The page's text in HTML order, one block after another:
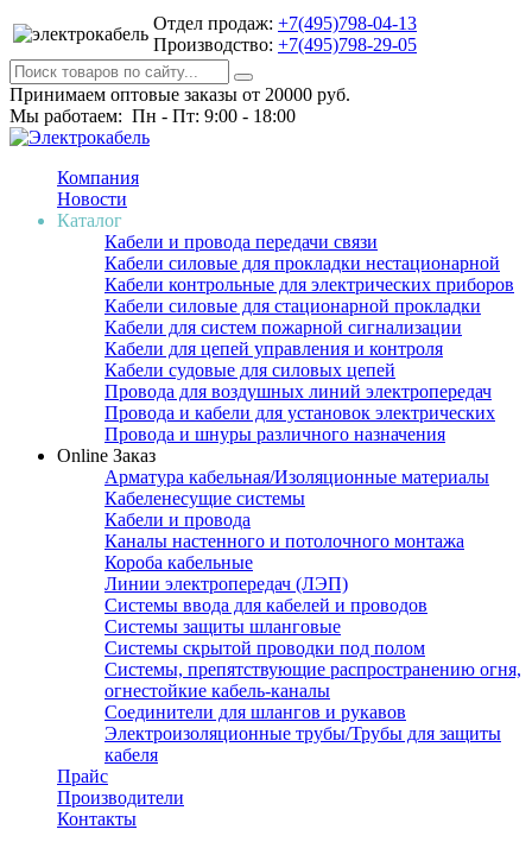
Отдел продаж: +7(495)798-04-13
Производство: +7(495)798-29-05
Принимаем оптовые заказы от 20000 руб.
Мы работаем: Пн - Пт: 9:00 - 18:00
Компания
Новости
Каталог
Кабели и провода передачи связи
Кабели силовые для прокладки нестационарной
Кабели контрольные для электрических приборов
Кабели силовые для стационарной прокладки
Кабели для систем пожарной сигнализации
Кабели для цепей управления и контроля
Кабели судовые для силовых цепей
Провода для воздушных линий электропередач
Провода и кабели для установок электрических
Провода и шнуры различного назначения
Online Заказ
Арматура кабельная/Изоляционные материалы
Кабеленесущие системы
Кабели и провода
Каналы настенного и потолочного монтажа
Короба кабельные
Линии электропередач (ЛЭП)
Системы ввода для кабелей и проводов
Системы защиты шланговые
Системы скрытой проводки под полом
Системы, препятствующие распространению огня,
огнестойкие кабель-каналы
Соединители для шлангов и рукавов
Электроизоляционные трубы/Трубы для защиты
кабеля
Прайс
Производители
Контакты